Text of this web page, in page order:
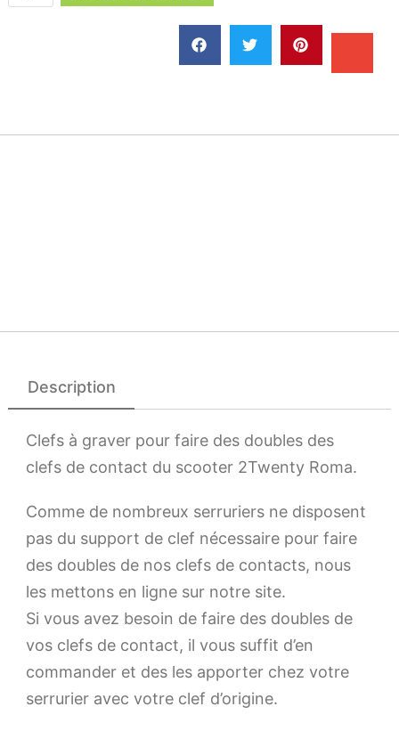
Description
Clefs à graver pour faire des doubles des
clefs de contact du scooter 2Twenty Roma.
Comme de nombreux serruriers ne disposent
pas du support de clef nécessaire pour faire
des doubles de nos clefs de contacts, nous
les mettons en ligne sur notre site.
Si vous avez besoin de faire des doubles de
vos clefs de contact, il vous suffit d’en
commander et des les apporter chez votre
serrurier avec votre clef d’origine.